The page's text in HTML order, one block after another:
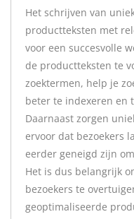
Het schrijven van
productteksten met
voor een succesvolle
de productteksten te
zoektermen, help je
beter te indexeren en
Daarnaast zorgen
ervoor dat bezoekers
eerder geneigd zijn
Het is dus belangrijk
bezoekers te
geoptimaliseerde